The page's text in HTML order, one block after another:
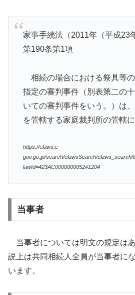
家事手続法（2011年（平成23
第190条第1項
相続の場合における祭具等
指定の審判事件（別表第二の
いての審判事件をいう。）は
を管轄する家庭裁判所の管轄に
https://elaws.e-
gov.go.jp/search/elawsSearch/elaws_search/
lawId=423AC0000000052#1204
当事者
当事者については明文の規定は
説上は共同相続人全員が当事者に
います。